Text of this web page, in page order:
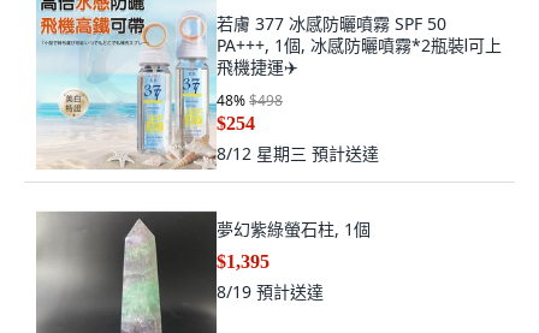
PA+++, 1個, 冰感防曬噴霧*2瓶裝Ⅰ可上
飛機捷運✈️
48%$498
$254
8/12 星期三
$1,395
8/19預計送達